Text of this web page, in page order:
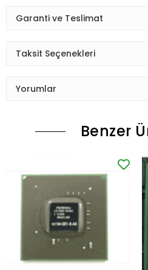
Garanti ve Teslimat
Taksit Seçenekleri
Yorumlar
Benzer